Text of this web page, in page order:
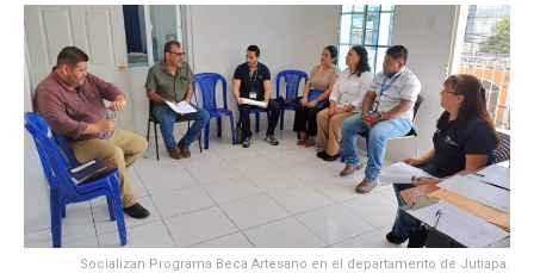
Socializan Programa Beca Artesano en el departamento de Jutiapa.